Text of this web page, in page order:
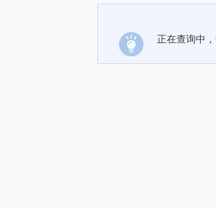
正在查询中